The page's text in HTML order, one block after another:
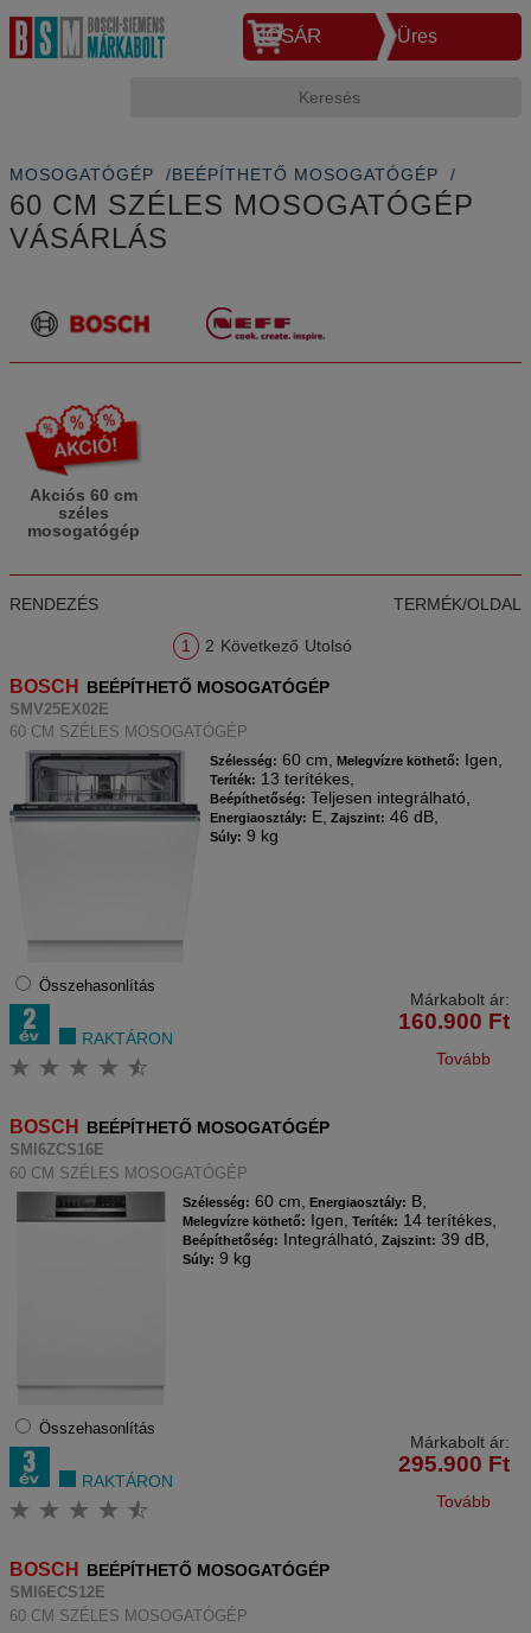
KOSÁR Üres
MOSOGATÓGÉP BEÉPÍTHETŐ MOSOGATÓGÉP
60 CM SZÉLES MOSOGATÓGÉP
VÁSÁRLÁS
Akciós 60 cm
széles
mosogatógép
RENDEZÉS TERMÉK/OLDAL
1 2 Következő Utolsó
BOSCH BEÉPÍTHETŐ MOSOGATÓGÉP
SMV25EX02E
60 CM SZÉLES MOSOGATÓGÉP
Szélesség: 60 cm, Melegvízre köthető: Igen,
Teríték: 13 terítékes,
Beépíthetőség: Teljesen integrálható,
Energiaosztály: E, Zajszint: 46 dB,
Súly: 9 kg
Összehasonlítás
RAKTÁRON
Márkabolt ár:
160.900 Ft
Tovább
BOSCH BEÉPÍTHETŐ MOSOGATÓGÉP
SMI6ZCS16E
60 CM SZÉLES MOSOGATÓGÉP
Szélesség: 60 cm, Energiaosztály: B,
Melegvízre köthető: Igen, Teríték: 14 terítékes,
Beépíthetőség: Integrálható, Zajszint: 39 dB,
Súly: 9 kg
Összehasonlítás
RAKTÁRON
Márkabolt ár:
295.900 Ft
Tovább
BOSCH BEÉPÍTHETŐ MOSOGATÓGÉP
SMI6ECS12E
60 CM SZÉLES MOSOGATÓGÉP